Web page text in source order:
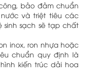
bảo đảm chuẩn
và triệt tiêu các
sinh sạch sẽ tạp chất
inox, ron nhựa hoặc
chuẩn quy định là
kiến trúc dải hoa